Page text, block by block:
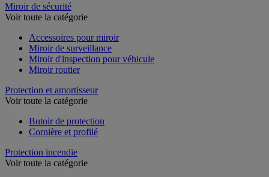
Miroir de sécurité
Voir toute la catégorie
Accessoires pour miroir
Miroir de surveillance
Miroir d'inspection pour véhicule
Miroir routier
Protection et amortisseur
Voir toute la catégorie
Butoir de protection
Cornière et profilé
Protection incendie
Voir toute la catégorie